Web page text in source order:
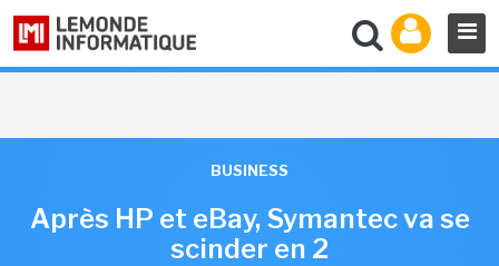
BUSINESS
Après HP et eBay, Symantec va se
scinder en 2